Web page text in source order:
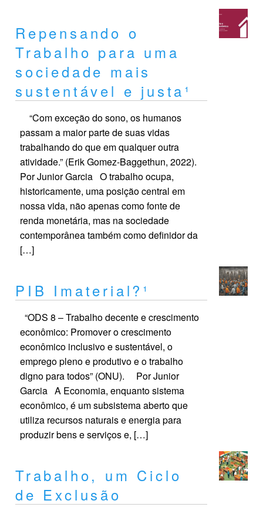
Repensando o
Trabalho para uma
sociedade mais
sustentável e justa¹
“Com exceção do sono, os humanos
passam a maior parte de suas vidas
trabalhando do que em qualquer outra
atividade.” (Erik Gomez-Baggethun, 2022).
Por Junior Garcia O trabalho ocupa,
historicamente, uma posição central em
nossa vida, não apenas como fonte de
renda monetária, mas na sociedade
contemporânea também como definidor da
[…]
PIB Imaterial?¹
“ODS 8 – Trabalho decente e crescimento
econômico: Promover o crescimento
econômico inclusivo e sustentável, o
emprego pleno e produtivo e o trabalho
digno para todos” (ONU). Por Junior
Garcia A Economia, enquanto sistema
econômico, é um subsistema aberto que
utiliza recursos naturais e energia para
produzir bens e serviços e, […]
Trabalho, um Ciclo
de Exclusão